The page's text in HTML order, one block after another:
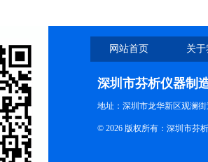
网站首页 关
深圳市芬析仪器制
地址：深圳市龙华新区观澜
© 2026 版权所有：深圳市芬